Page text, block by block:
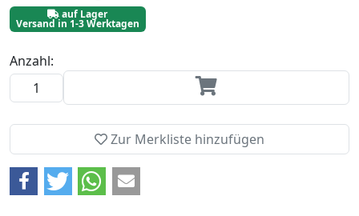
auf Lager
Versand in 1-3 Werktagen
Anzahl:
Zur Merkliste hinzufügen